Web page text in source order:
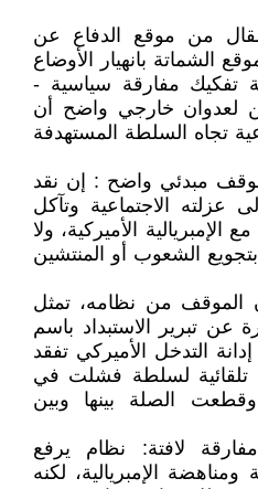
من موقع الدفاع عن
الشماتة بانهيار الأوضاع
تفكيك مفارقة سياسية -
لعدوان خارجي واضح أن
تجاه السلطة المستهدفة
موقف مبدئي واضح : إن نقد
عزلته الاجتماعية وتآكل
الأميركية، ولا
الشعوب أو المنتشين
الموقف من نظامه، تمثل
عن تبرير الاستبداد باسم
التدخل الأميركي تفقد
تلقائية لسلطة فشلت في
وقطعت الصلة بينها وبين
لافتة: نظام يرفع
الإمبريالية، لكنه